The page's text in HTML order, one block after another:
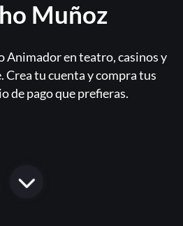
Muñoz
Animador en teatro, casinos y
Crea tu cuenta y compra tus
de pago que prefieras.